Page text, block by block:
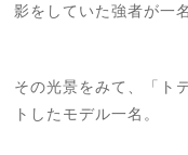
影をしていた強者が一名
その光景をみて、「
トしたモデル一名。